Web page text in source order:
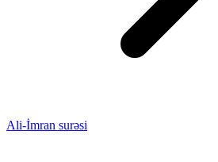
Ali-İmran surəsi